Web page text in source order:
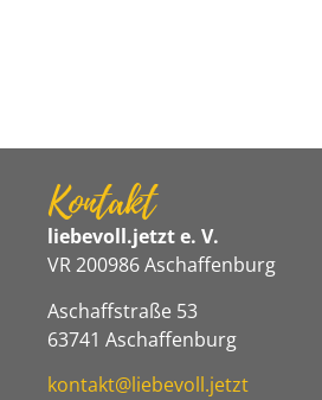
Kontakt
liebevoll.jetzt e. V.
VR 200986 Aschaffenburg
Aschaffstraße 53
63741 Aschaffenburg
kontakt@liebevoll.jetzt